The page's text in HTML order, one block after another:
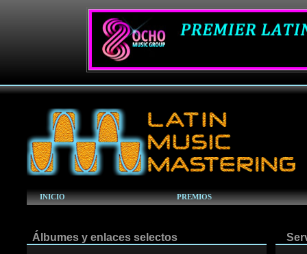
INICIO PREMIOS
Álbumes y enlaces selectos